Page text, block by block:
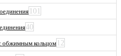
101
40
обжимным кольцом 12